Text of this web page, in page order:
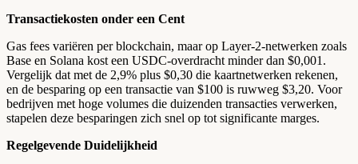
Transactiekosten onder een Cent
Gas fees variëren per blockchain, maar op Layer-2-netwerken zoals
Base en Solana kost een USDC-overdracht minder dan $0,001.
Vergelijk dat met de 2,9% plus $0,30 die kaartnetwerken rekenen,
en de besparing op een transactie van $100 is ruwweg $3,20. Voor
bedrijven met hoge volumes die duizenden transacties verwerken,
stapelen deze besparingen zich snel op tot significante marges.
Regelgevende Duidelijkheid